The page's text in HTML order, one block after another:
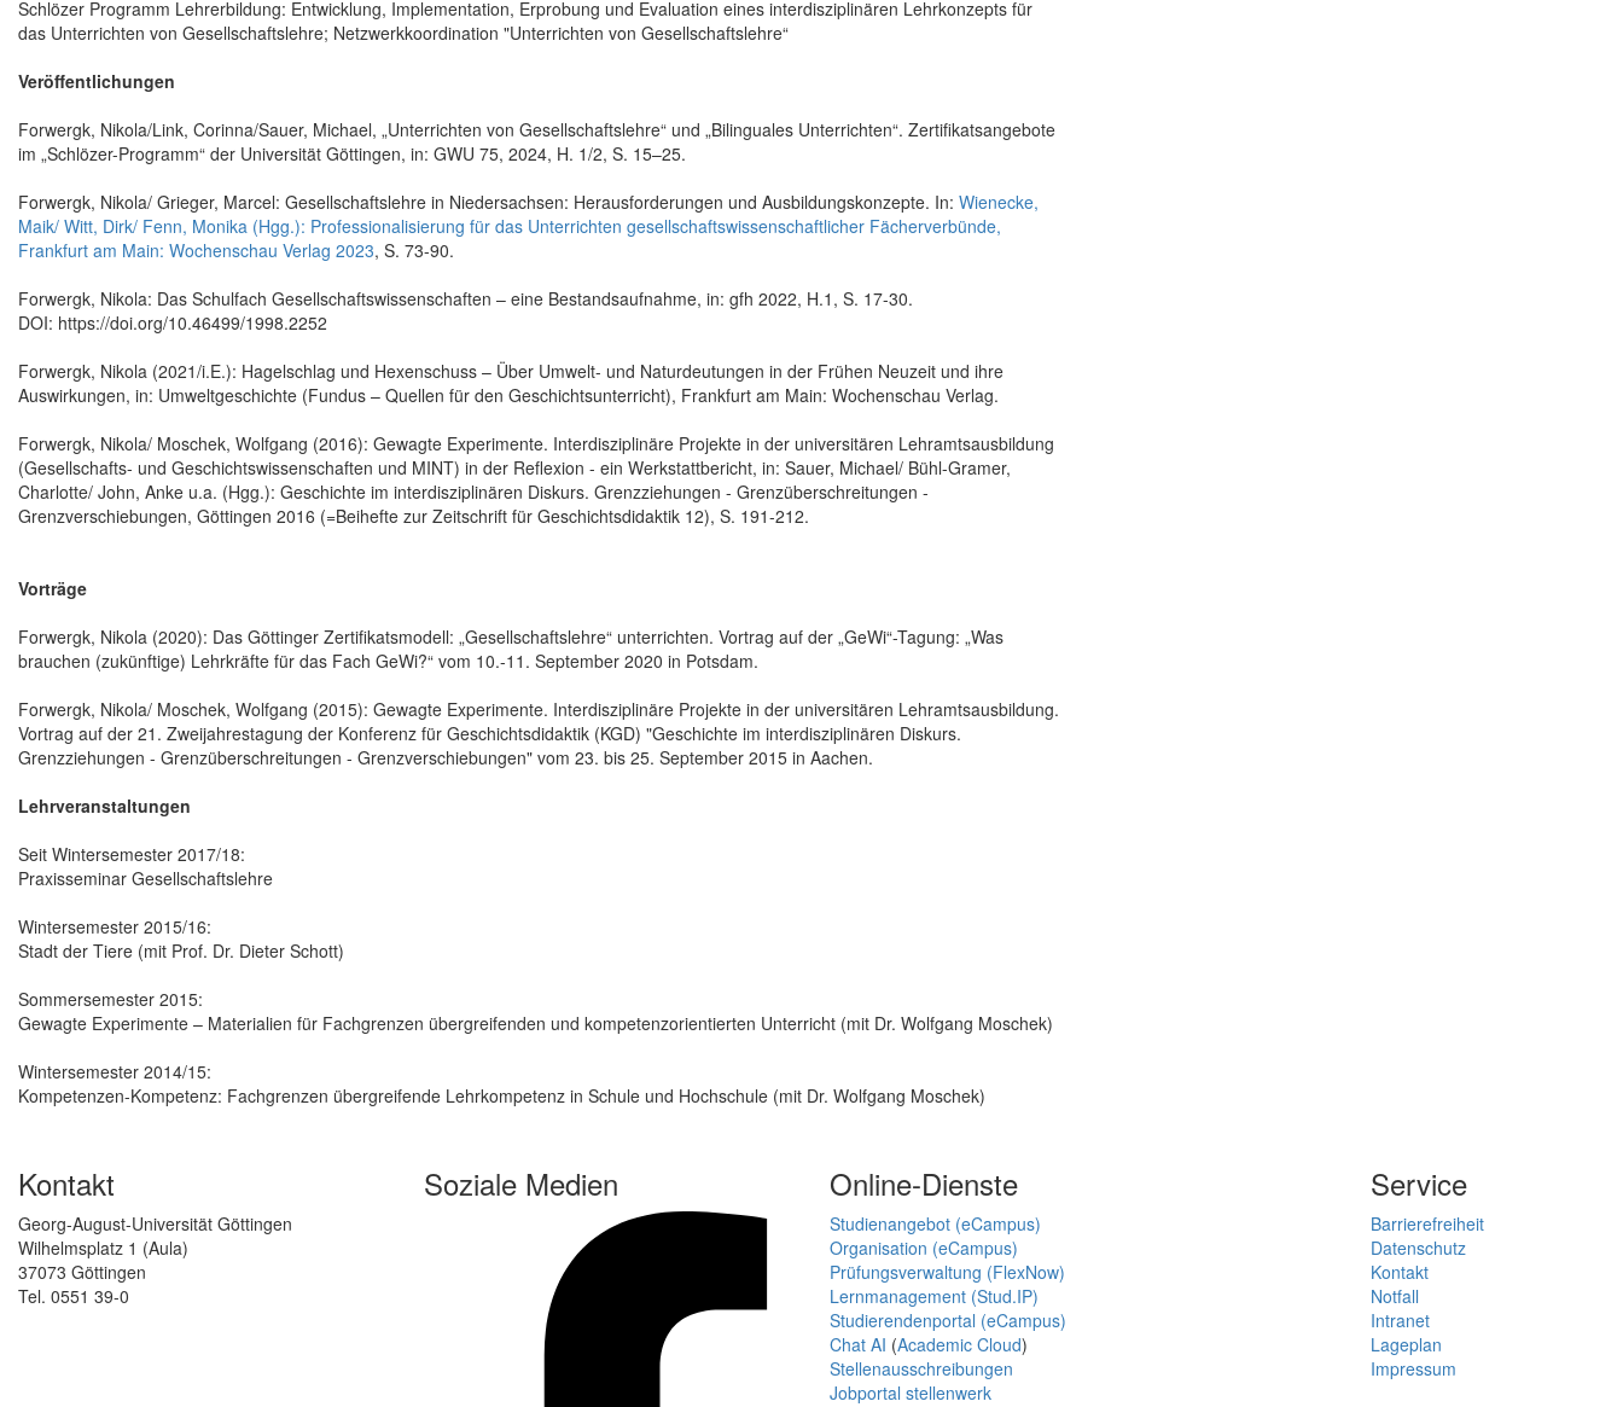
Schlözer Programm Lehrerbildung: Entwicklung, Implementation, Erprobung und Evaluation eines interdisziplinären Lehrkonzepts für
das Unterrichten von Gesellschaftslehre; Netzwerkkoordination "Unterrichten von Gesellschaftslehre“
Veröffentlichungen
Forwergk, Nikola/Link, Corinna/Sauer, Michael, „Unterrichten von Gesellschaftslehre“ und „Bilinguales Unterrichten“. Zertifikatsangebote
im „Schlözer-Programm“ der Universität Göttingen, in: GWU 75, 2024, H. 1/2, S. 15–25.
Forwergk, Nikola/ Grieger, Marcel: Gesellschaftslehre in Niedersachsen: Herausforderungen und Ausbildungskonzepte. In: Wienecke,
Maik/ Witt, Dirk/ Fenn, Monika (Hgg.): Professionalisierung für das Unterrichten gesellschaftswissenschaftlicher Fächerverbünde,
Frankfurt am Main: Wochenschau Verlag 2023, S. 73-90.
Forwergk, Nikola: Das Schulfach Gesellschaftswissenschaften – eine Bestandsaufnahme, in: gfh 2022, H.1, S. 17-30.
DOI: https://doi.org/10.46499/1998.2252
Forwergk, Nikola (2021/i.E.): Hagelschlag und Hexenschuss – Über Umwelt- und Naturdeutungen in der Frühen Neuzeit und ihre
Auswirkungen, in: Umweltgeschichte (Fundus – Quellen für den Geschichtsunterricht), Frankfurt am Main: Wochenschau Verlag.
Forwergk, Nikola/ Moschek, Wolfgang (2016): Gewagte Experimente. Interdisziplinäre Projekte in der universitären Lehramtsausbildung
(Gesellschafts- und Geschichtswissenschaften und MINT) in der Reflexion - ein Werkstattbericht, in: Sauer, Michael/ Bühl-Gramer,
Charlotte/ John, Anke u.a. (Hgg.): Geschichte im interdisziplinären Diskurs. Grenzziehungen - Grenzüberschreitungen -
Grenzverschiebungen, Göttingen 2016 (=Beihefte zur Zeitschrift für Geschichtsdidaktik 12), S. 191-212.
Vorträge
Forwergk, Nikola (2020): Das Göttinger Zertifikatsmodell: „Gesellschaftslehre“ unterrichten. Vortrag auf der „GeWi“-Tagung: „Was
brauchen (zukünftige) Lehrkräfte für das Fach GeWi?“ vom 10.-11. September 2020 in Potsdam.
Forwergk, Nikola/ Moschek, Wolfgang (2015): Gewagte Experimente. Interdisziplinäre Projekte in der universitären Lehramtsausbildung.
Vortrag auf der 21. Zweijahrestagung der Konferenz für Geschichtsdidaktik (KGD) "Geschichte im interdisziplinären Diskurs.
Grenzziehungen - Grenzüberschreitungen - Grenzverschiebungen" vom 23. bis 25. September 2015 in Aachen.
Lehrveranstaltungen
Seit Wintersemester 2017/18:
Praxisseminar Gesellschaftslehre
Wintersemester 2015/16:
Stadt der Tiere (mit Prof. Dr. Dieter Schott)
Sommersemester 2015:
Gewagte Experimente – Materialien für Fachgrenzen übergreifenden und kompetenzorientierten Unterricht (mit Dr. Wolfgang Moschek)
Wintersemester 2014/15:
Kompetenzen-Kompetenz: Fachgrenzen übergreifende Lehrkompetenz in Schule und Hochschule (mit Dr. Wolfgang Moschek)
Kontakt
Georg-August-Universität Göttingen
Wilhelmsplatz 1 (Aula)
37073 Göttingen
Tel. 0551 39-0
Soziale Medien Online-Dienste
Studienangebot (eCampus)
Organisation (eCampus)
Prüfungsverwaltung (FlexNow)
Lernmanagement (Stud.IP)
Studierendenportal (eCampus)
Chat AI (Academic Cloud)
Stellenausschreibungen
Jobportal stellenwerk
Service
Barrierefreiheit
Datenschutz
Kontakt
Notfall
Intranet
Lageplan
Impressum